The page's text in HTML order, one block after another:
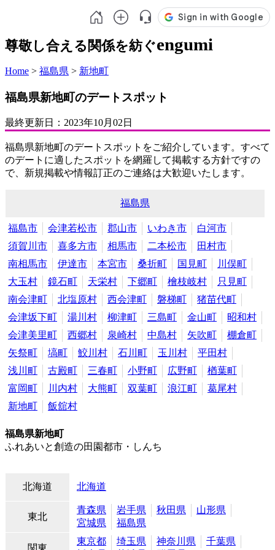
尊敬し合える関係を紡ぐengumi
Home > 福島県 > 新地町
福島県新地町のデートスポット
最終更新日： 2023年10月02日
福島県新地町のデートスポットをご紹介しています。すべて
のデートに適したスポットを網羅して掲載する方針ですの
で、新規掲載や情報訂正のご連絡は大歓迎いたします。
福島県
福島市 会津若松市 郡山市 いわき市
白河市
須賀川市
喜多方市 相馬市 二本松市
田村市
南相馬市
伊達市 本宮市 桑折町 国見町
川俣町
大玉村
鏡石町 天栄村 下郷町 檜枝岐村
只見町
南会津町
北塩原村 西会津町 磐梯町
猪苗代町
会津坂下町
湯川村 柳津町 三島町 金山町
昭和村
会津美里町
西郷村 泉崎村 中島村 矢吹町
棚倉町
矢祭町
塙町 鮫川村 石川町 玉川村
平田村
浅川町
古殿町 三春町 小野町 広野町
楢葉町
富岡町
川内村 大熊町 双葉町 浪江町
葛尾村
新地町
飯舘村
福島県新地町
ふれあいと創造の田園都市・しんち
北海道 北海道
東北
青森県 岩手県 秋田県
山形県
宮城県
福島県
関東
東京都 埼玉県 神奈川県
千葉県